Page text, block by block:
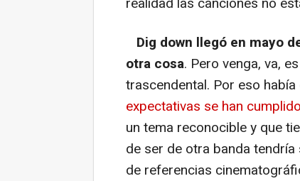
Dig down llegó en mayo
otra cosa. Pero venga, va,
trascendental. Por eso
expectativas se han
un tema reconocible y que
de ser de otra banda tendría
de referencias